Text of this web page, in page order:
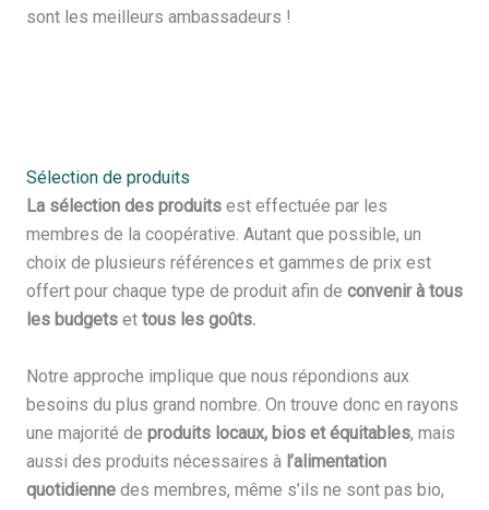
sont les meilleurs ambassadeurs !
Sélection de produits
La sélection des produits est effectuée par les
membres de la coopérative. Autant que possible, un
choix de plusieurs références et gammes de prix est
offert pour chaque type de produit afin de convenir à tous
les budgets et tous les goûts.
Notre approche implique que nous répondions aux
besoins du plus grand nombre. On trouve donc en rayons
une majorité de produits locaux, bios et équitables, mais
aussi des produits nécessaires à l’alimentation
quotidienne des membres, même s’ils ne sont pas bio,